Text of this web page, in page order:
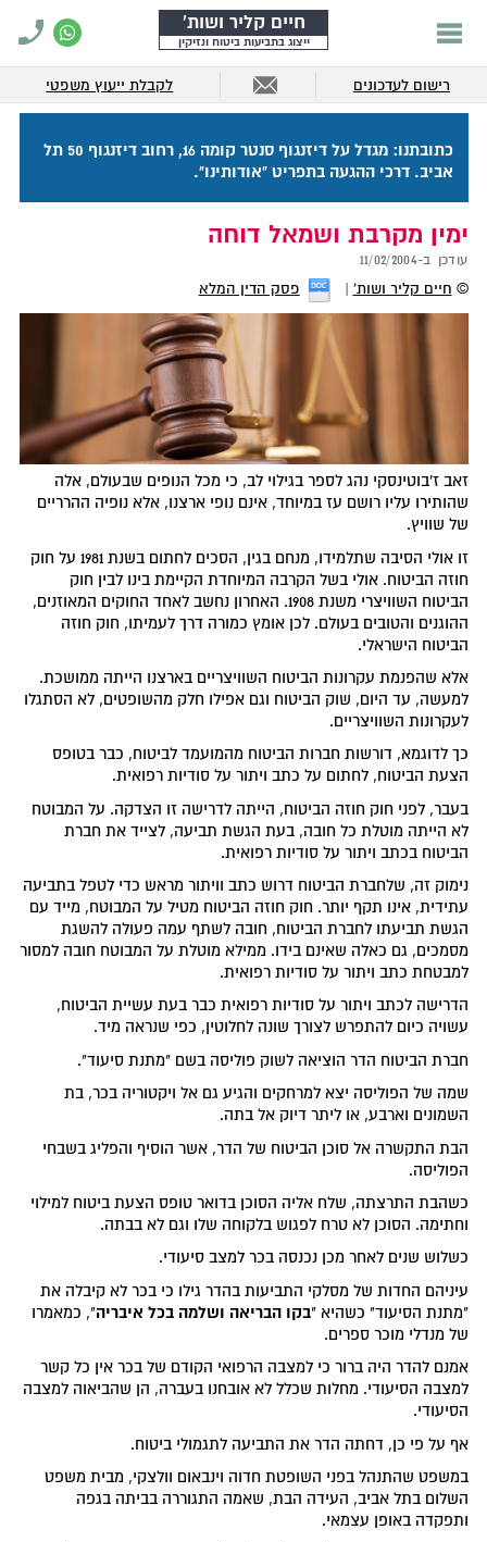
חיים קליר ושות'
ייצוג בתביעות ביטוח ונזיקין
רישום לעדכונים לקבלת ייעוץ משפטי
כתובתנו: מגדל על דיזנגוף סנטר קומה 16, רחוב דיזנגוף 50 תל
אביב. דרכי ההגעה בתפריט "אודותינו".
ימין מקרבת ושמאל דוחה
עודכן ב-11/02/2004
© חיים קליר ושות' פסק הדין המלא
זאב ז'בוטינסקי נהג לספר בגילוי לב, כי מכל הנופים שבעולם, אלה
שהותירו עליו רושם עז במיוחד, אינם נופי ארצנו, אלא נופיה ההרריים
של שוויץ.
זו אולי הסיבה שתלמידו, מנחם בגין, הסכים לחתום בשנת 1981 על חוק
חוזה הביטוח. אולי בשל הקרבה המיוחדת הקיימת בינו לבין חוק
הביטוח השוויצרי משנת 1908. האחרון נחשב לאחד החוקים המאוזנים,
ההוגנים והטובים בעולם. לכן אומץ כמורה דרך לעמיתו, חוק חוזה
הביטוח הישראלי.
אלא שהפנמת עקרונות הביטוח השוויצריים בארצנו הייתה ממושכת.
למעשה, עד היום, שוק הביטוח וגם אפילו חלק מהשופטים, לא הסתגלו
לעקרונות השוויצריים.
כך לדוגמא, דורשות חברות הביטוח מהמועמד לביטוח, כבר בטופס
הצעת הביטוח, לחתום על כתב ויתור על סודיות רפואית.
בעבר, לפני חוק חוזה הביטוח, הייתה לדרישה זו הצדקה. על המבוטח
לא הייתה מוטלת כל חובה, בעת הגשת תביעה, לצייד את חברת
הביטוח בכתב ויתור על סודיות רפואית.
נימוק זה, שלחברת הביטוח דרוש כתב וויתור מראש כדי לטפל בתביעה
עתידית, אינו תקף יותר. חוק חוזה הביטוח מטיל על המבוטח, מייד עם
הגשת תביעתו לחברת הביטוח, חובה לשתף עמה פעולה להשגת
מסמכים, גם כאלה שאינם בידו. ממילא מוטלת על המבוטח חובה למסור
למבטחת כתב ויתור על סודיות רפואית.
הדרישה לכתב ויתור על סודיות רפואית כבר בעת עשיית הביטוח,
עשויה כיום להתפרש לצורך שונה לחלוטין, כפי שנראה מיד.
חברת הביטוח הדר הוציאה לשוק פוליסה בשם "מתנת סיעוד".
שמה של הפוליסה יצא למרחקים והגיע גם אל ויקטוריה בכר, בת
השמונים וארבע, או ליתר דיוק אל בתה.
הבת התקשרה אל סוכן הביטוח של הדר, אשר הוסיף והפליג בשבחי
הפוליסה.
כשהבת התרצתה, שלח אליה הסוכן בדואר טופס הצעת ביטוח למילוי
וחתימה. הסוכן לא טרח לפגוש בלקוחה שלו וגם לא בבתה.
כשלוש שנים לאחר מכן נכנסה בכר למצב סיעודי.
עיניהם החדות של מסלקי התביעות בהדר גילו כי בכר לא קיבלה את
"מתנת הסיעוד" כשהיא "בקו הבריאה ושלמה בכל איבריה", כמאמרו
של מנדלי מוכר ספרים.
אמנם להדר היה ברור כי למצבה הרפואי הקודם של בכר אין כל קשר
למצבה הסיעודי. מחלות שכלל לא אובחנו בעברה, הן שהביאוה למצבה
הסיעודי.
אף על פי כן, דחתה הדר את התביעה לתגמולי ביטוח.
במשפט שהתנהל בפני השופטת חדוה וינבאום וולצקי, מבית משפט
השלום בתל אביב, העידה הבת, שאמה התגוררה בביתה בגפה
ותפקדה באופן עצמאי.